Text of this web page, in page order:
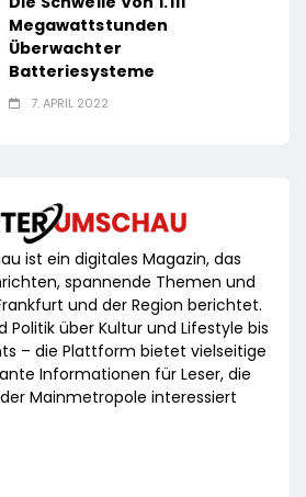
Megawattstunden
Überwachter
Batteriesysteme
7. APRIL 2022
ist ein digitales Magazin, das
spannende Themen und
und der Region berichtet.
Politik über Kultur und Lifestyle bis
– die Plattform bietet vielseitige
Informationen für Leser, die
Mainmetropole interessiert